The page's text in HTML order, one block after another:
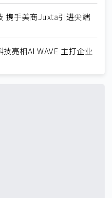
携手美商Juxta引进尖端
亮相AI WAVE 主打企业